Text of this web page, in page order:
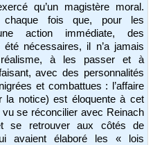
qu’un magistère moral.
chaque fois que, pour les
action immédiate, des
été nécessaires, il n’a jamais
à les passer et à
avec des personnalités
et combattues : l’affaire
la notice) est éloquente à cet
vu se réconcilier avec Reinach
se retrouver aux côtés de
avaient élaboré les « lois